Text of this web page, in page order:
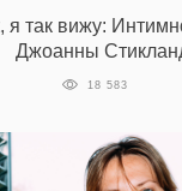
я так вижу:
Джоанны
18 583